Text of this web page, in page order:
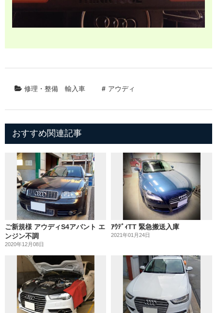
修理・整備 輸入車 アウディ
おすすめ関連記事
ご新規様 アウディS4アバント エ
ンジン不調
2020年12月08日
ｱｳﾃﾞｨTT 緊急搬送入庫
2021年01月24日